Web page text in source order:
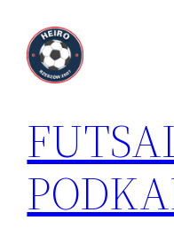
treści